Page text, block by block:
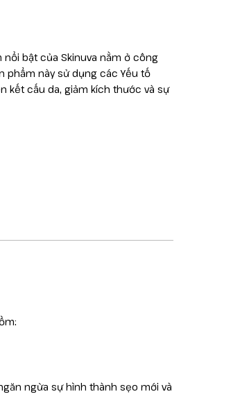
bật của Skinuva nằm ở công
phẩm này sử dụng các Yếu tố
kết cấu da, giảm kích thước và sự
ngừa sự hình thành sẹo mới và